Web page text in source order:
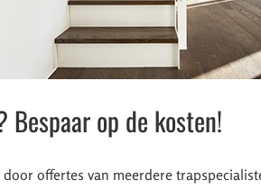
op de kosten!
offertes van meerdere